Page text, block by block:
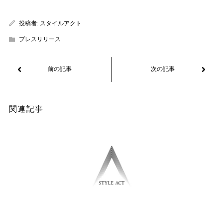
投稿者: スタイルアクト
プレスリリース
関連記事